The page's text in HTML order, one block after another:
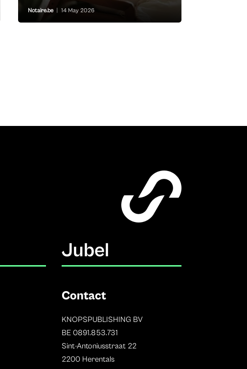
Notaire.be 14 May 2026
Jubel
Contact
KNOPSPUBLISHING BV
BE 0891.853.731
Sint-Antoniusstraat 22
2200 Herentals